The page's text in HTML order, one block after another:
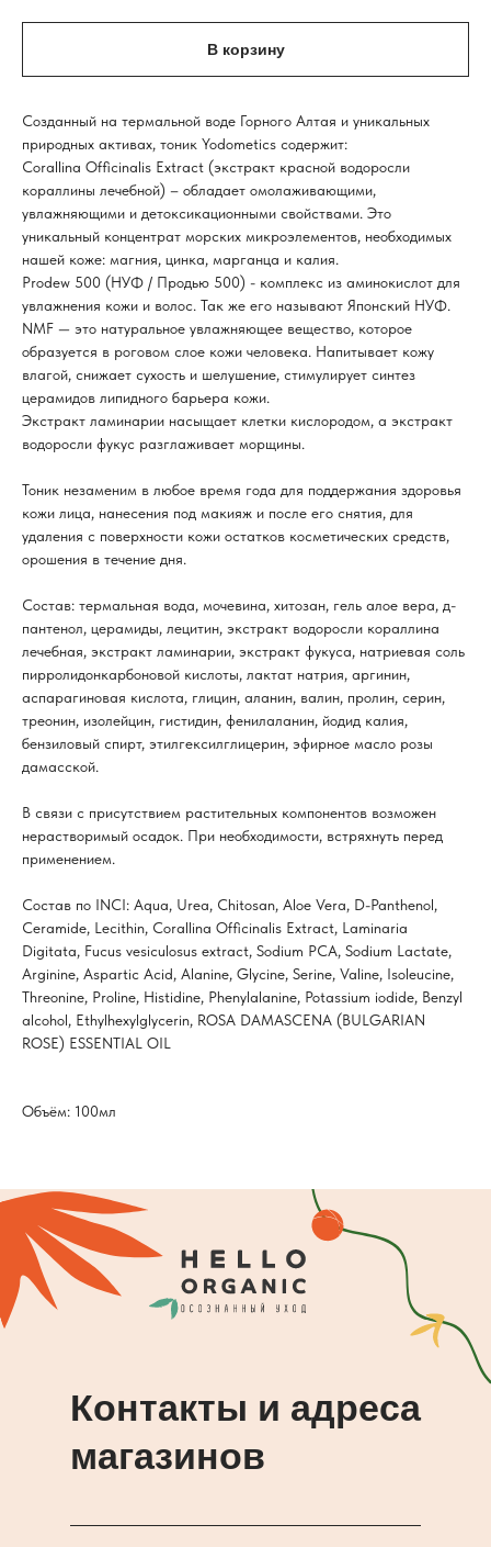
В корзину
Созданный на термальной воде Горного Алтая и уникальных
природных активах, тоник Yodometics содержит:
Corallina Officinalis Extract (экстракт красной водоросли
кораллины лечебной) – обладает омолаживающими,
увлажняющими и детоксикационными свойствами. Это
уникальный концентрат морских микроэлементов, необходимых
нашей коже: магния, цинка, марганца и калия.
Prodew 500 (НУФ / Продью 500) - комплекс из аминокислот для
увлажнения кожи и волос. Так же его называют Японский НУФ.
NMF — это натуральное увлажняющее вещество, которое
образуется в роговом слое кожи человека. Напитывает кожу
влагой, снижает сухость и шелушение, стимулирует синтез
церамидов липидного барьера кожи.
Экстракт ламинарии насыщает клетки кислородом, а экстракт
водоросли фукус разглаживает морщины.
Тоник незаменим в любое время года для поддержания здоровья
кожи лица, нанесения под макияж и после его снятия, для
удаления с поверхности кожи остатков косметических средств,
орошения в течение дня.
Состав: термальная вода, мочевина, хитозан, гель алое вера, д-
пантенол, церамиды, лецитин, экстракт водоросли кораллина
лечебная, экстракт ламинарии, экстракт фукуса, натриевая соль
пирролидонкарбоновой кислоты, лактат натрия, аргинин,
аспарагиновая кислота, глицин, аланин, валин, пролин, серин,
треонин, изолейцин, гистидин, фенилаланин, йодид калия,
бензиловый спирт, этилгексилглицерин, эфирное масло розы
дамасской.
В связи с присутствием растительных компонентов возможен
нерастворимый осадок. При необходимости, встряхнуть перед
применением.
Состав по INCI: Aqua, Urea, Chitosan, Aloe Vera, D-Panthenol,
Ceramide, Lecithin, Corallina Officinalis Extract, Laminaria
Digitata, Fucus vesiculosus extract, Sodium PCA, Sodium Lactate,
Arginine, Aspartic Acid, Alanine, Glycine, Serine, Valine, Isoleucine,
Threonine, Proline, Histidine, Phenylalanine, Potassium iodide, Benzyl
alcohol, Ethylhexylglycerin, ROSA DAMASCENA (BULGARIAN
ROSE) ESSENTIAL OIL
Объём: 100мл
Контакты и адреса
магазинов